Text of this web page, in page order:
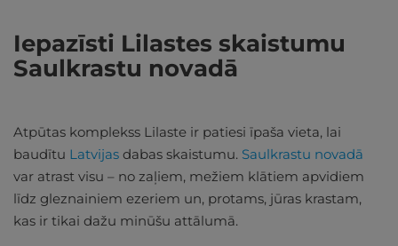
Iepazīsti Lilastes skaistumu
Saulkrastu novadā
Atpūtas komplekss Lilaste ir patiesi īpaša vieta, lai
baudītu Latvijas dabas skaistumu. Saulkrastu novadā
var atrast visu – no zaļiem, mežiem klātiem apvidiem
līdz gleznainiem ezeriem un, protams, jūras krastam,
kas ir tikai dažu minūšu attālumā.